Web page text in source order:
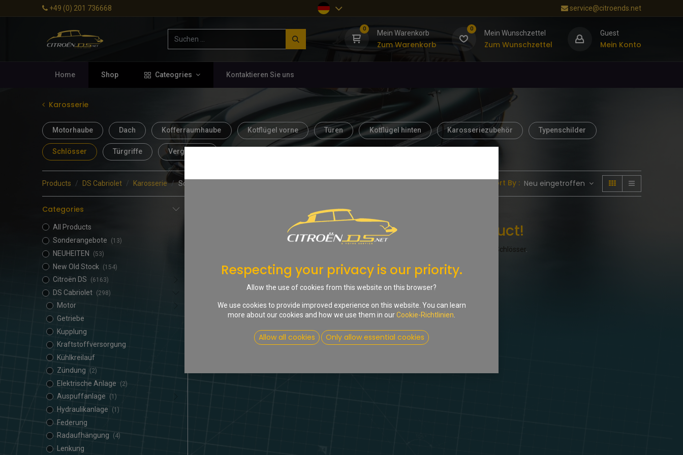
+49 (0) 201 736668 service@citroends.net
0
Mein Warenkorb
Zum Warenkorb
0
Mein Wunschzettel
Zum Wunschzettel
Guest
Mein Konto
Home Shop Cateogries Kontaktieren Sie uns
Karosserie
Motorhaube Dach Kofferraumhaube Kotflügel vorne Türen Kotflügel hinten Karosseriezubehör Typenschilder
Schlösser Türgriffe Verglasung
Products DS Cabriolet Karosserie Schlösser Sort By : Neu eingetroffen
Categories
All Products
Sonderangebote
(13)
NEUHEITEN (53)
New Old Stock (154)
Citroën DS (6163)
DS Cabriolet (298)
Motor
Getriebe
Kupplung
Kraftstoffversorgung
Kühlkreilauf
Zündung
(2)
Elektrische Anlage (2)
Auspuffanlage (1)
Hydraulikanlage (1)
Federung
Radaufhängung
(4)
Lenkung
We couldn't find any product!
DS Cabriolet / Karosserie / Schlösser.
Respecting your privacy is our priority.
Allow the use of cookies from this website on this browser?
We use cookies to provide improved experience on this website. You can learn
more about our cookies and how we use them in ourCookie-Richtlinien
Allow all cookies Only allow essential cookies